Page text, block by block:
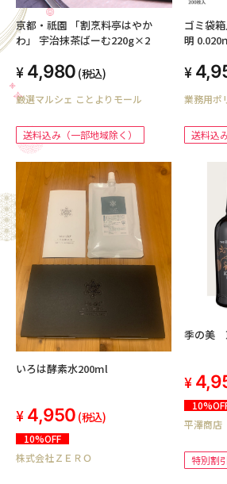
京都・祇園 「割烹料亭はやか
わ」 宇治抹茶ばーむ220g×2
4,980 (税込)
厳選マルシェ ことよりモール
送料込み（一部地域除く）
ゴミ袋
明 0.020
業務用ポ
送料込
いろは酵素水200ml
4,950 (税込)
10%OFF
株式会社ＺＥＲＯ
季の美
平澤商店
特別割